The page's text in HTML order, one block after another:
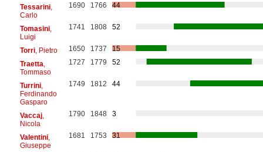
Tessarini,
Carlo
1690 1766 44
Tomasini,
Luigi
1741 1808 52
Torri, Pietro 1650 1737
15
Traetta
Tommaso
1727 1779 52
Turrini,
Ferdinando
Gasparo
1749 1812 44
Vaccaj,
Nicola
1790 1848 3
Valentini,
Giuseppe
1681 1753 31